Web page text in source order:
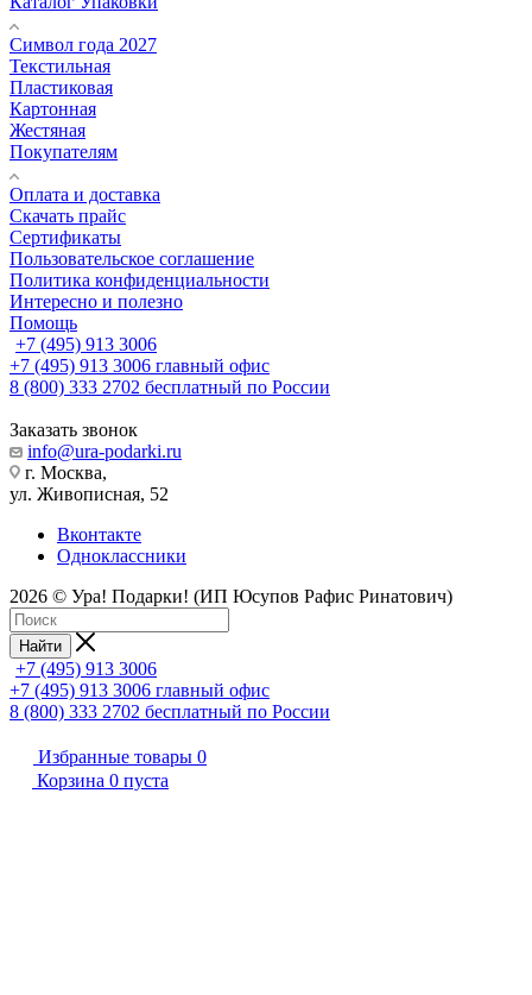
Символ года 2027
Текстильная
Пластиковая
Картонная
Жестяная
Покупателям
Оплата и доставка
Скачать прайс
Сертификаты
Пользовательское соглашение
Политика конфиденциальности
Интересно и полезно
Помощь
+7 (495) 913 3006
+7 (495) 913 3006 главный офис
8 (800) 333 2702 бесплатный по России
Заказать звонок
info@ura-podarki.ru
г. Москва,
ул. Живописная, 52
Вконтакте
Одноклассники
2026 © Ура! Подарки! (ИП Юсупов Рафис Ринатович)
Найти
+7 (495) 913 3006
+7 (495) 913 3006 главный офис
8 (800) 333 2702 бесплатный по России
Избранные товары 0
Корзина 0 пуста